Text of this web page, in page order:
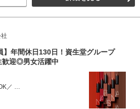
】年間休日130日！資生堂グループ
歓迎◎男女活躍中
／ …